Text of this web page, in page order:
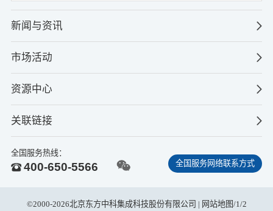
新闻与资讯
市场活动
资源中心
关联链接
全国服务热线：
400-650-5566 全国服务网络联系方式
©2000-2026北京东方中科集成科技股份有限公司 | 网站地图/1/2